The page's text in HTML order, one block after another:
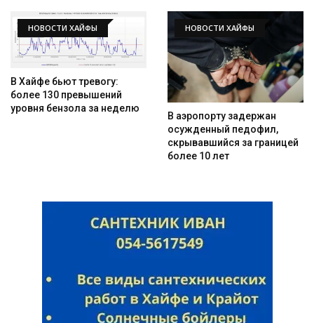
НОВОСТИ ХАЙФЫ
В Хайфе бьют тревогу:
более 130 превышений
уровня бензола за неделю
НОВОСТИ ХАЙФЫ
В аэропорту задержан
осужденный педофил,
скрывавшийся за границей
более 10 лет